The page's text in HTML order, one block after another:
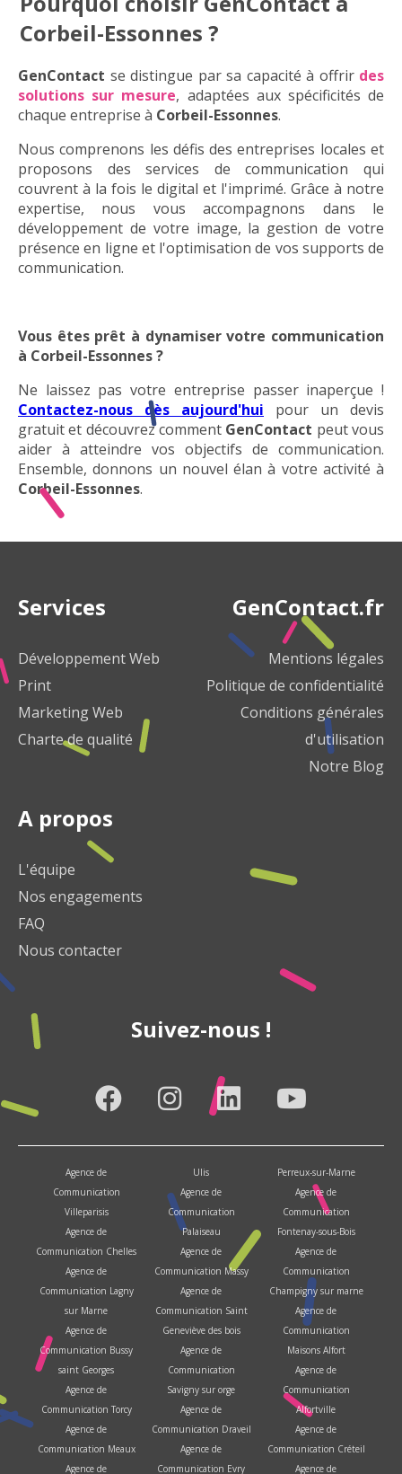
Corbeil-Essonnes ?
GenContact se distingue par sa capacité à offrir des
solutions sur mesure, adaptées aux spécificités de
chaque entreprise à Corbeil-Essonnes.
Nous comprenons les défis des entreprises locales et
proposons des services de communication qui
couvrent à la fois le digital et l'imprimé. Grâce à notre
expertise, nous vous accompagnons dans le
développement de votre image, la gestion de votre
présence en ligne et l'optimisation de vos supports de
communication.
Vous êtes prêt à dynamiser votre communication
à Corbeil-Essonnes ?
Ne laissez pas votre entreprise passer inaperçue !
Contactez-nous dès aujourd'hui pour un devis
gratuit et découvrez comment GenContact peut vous
aider à atteindre vos objectifs de communication.
Ensemble, donnons un nouvel élan à votre activité à
Corbeil-Essonnes.
Services
Développement Web
Print
Marketing Web
Charte de qualité
A propos
L'équipe
Nos engagements
FAQ
Nous contacter
Suivez-nous !
GenContact.fr
Mentions légales
Politique de confidentialité
Conditions générales
d'utilisation
Notre Blog
Agence de
Communication
Villeparisis
Agence de
Communication Chelles
Agence de
Communication Lagny
sur Marne
Agence de
Communication Bussy
saint Georges
Agence de
Communication Torcy
Agence de
Communication Meaux
Agence de
Ulis
Agence de
Communication
Palaiseau
Agence de
Communication Massy
Agence de
Communication Saint
Geneviève des bois
Agence de
Communication
Savigny sur orge
Agence de
Communication Draveil
Agence de
Communication Evry
Perreux-sur-Marne
Agence de
Communication
Fontenay-sous-Bois
Agence de
Communication
Champigny sur marne
Agence de
Communication
Maisons Alfort
Agence de
Communication
Alfortville
Agence de
Communication Créteil
Agence de